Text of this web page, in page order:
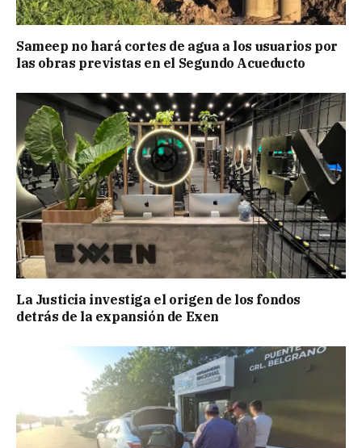
Sameep no hará cortes de agua a los usuarios por
las obras previstas en el Segundo Acueducto
La Justicia investiga el origen de los fondos
detrás de la expansión de Exen